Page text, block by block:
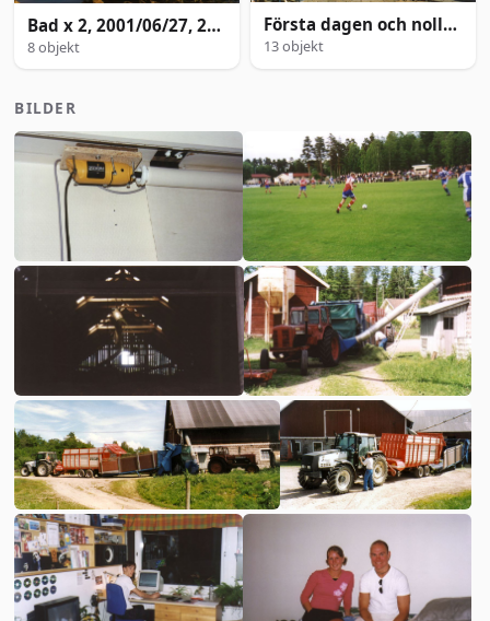
Bad x 2, 2001/06/27, 2001/07/05
8 objekt
Första dagen och nollningen, 2001/08/21-/09/05
13 objekt
BILDER